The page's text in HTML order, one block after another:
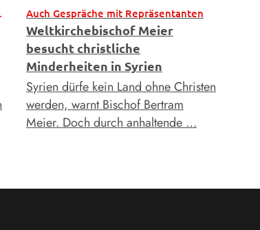
Auch Gespräche mit Repräsentanten
Weltkirchebischof Meier
besucht christliche
Minderheiten in Syrien
Syrien dürfe kein Land ohne Christen
werden, warnt Bischof Bertram
Meier. Doch durch anhaltende …